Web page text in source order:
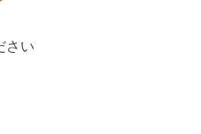
さい